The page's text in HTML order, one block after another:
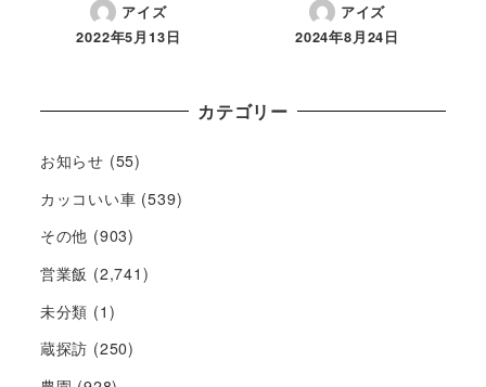
アイズ
2022年5月13日
アイズ
2024年8月24日
カテゴリー
お知らせ (55)
カッコいい車 (539)
その他 (903)
営業飯 (2,741)
未分類 (1)
蔵探訪 (250)